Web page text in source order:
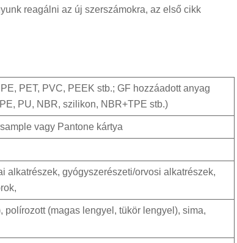
reagálni az új szerszámokra, az első cikk
PET, PVC, PEEK stb.; GF hozzáadott anyag
PU, NBR, szilikon, NBR+TPE stb.)
vagy Pantone kártya
alkatrészek, gyógyszerészeti/orvosi alkatrészek,
(magas lengyel, tükör lengyel), sima,